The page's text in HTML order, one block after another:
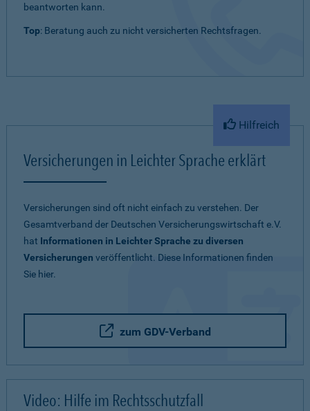
beantworten kann.
Top: Beratung auch zu nicht versicherten Rechtsfragen.
Hilfreich
Versicherungen in Leichter Sprache erklärt
Versicherungen sind oft nicht einfach zu verstehen. Der
Gesamtverband der Deutschen Versicherungswirtschaft e.V.
hat Informationen in Leichter Sprache zu diversen
Versicherungen veröffentlicht. Diese Informationen finden
Sie hier.
zum GDV-Verband
Video: Hilfe im Rechtsschutzfall